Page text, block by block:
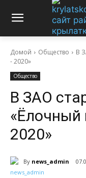
Домой Общество
В
- 2020»
Общество
В ЗАО
«Ёлочный
2020»
By news_admin